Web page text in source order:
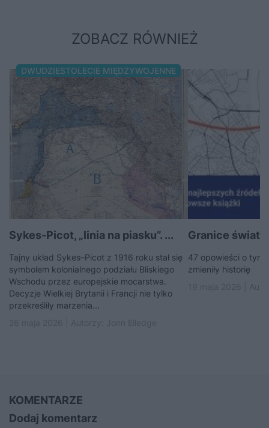
ZOBACZ RÓWNIEŻ
DWUDZIESTOLECIE MIĘDZYWOJENNE
Sykes-Picot, „linia na piasku”. ...
Tajny układ Sykes–Picot z 1916 roku stał się
symbolem kolonialnego podziału Bliskiego
Wschodu przez europejskie mocarstwa.
Decyzje Wielkiej Brytanii i Francji nie tylko
przekreśliły marzenia...
Granice świata
47 opowieści o tym,
zmieniły historię
KOMENTARZE
Dodaj komentarz